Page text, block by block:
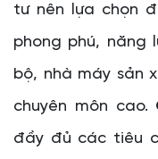
tư nên lựa chọn
phong phú,
bộ, nhà máy sản
chuyên môn cao.
đầy đủ các tiêu